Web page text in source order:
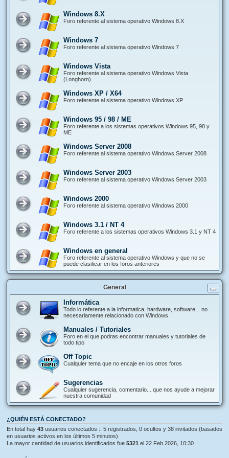
Windows 8.X
Foro referente al sistema operativo Windows 8.X
Windows 7
Foro referente al sistema operativo Windows 7
Windows Vista
Foro referente al sistema operativo Windows Vista
(Longhorn)
Windows XP / X64
Foro referente al sistema operativo Windows XP
Windows 95 / 98 / ME
Foro referente a los sistemas operativos Windows 95, 98 y
ME
Windows Server 2008
Foro referente al sistema operativo Windows Server 2008
Windows Server 2003
Foro referente al sistema operativo Windows Server 2003
Windows 2000
Foro referente al sistema operativo Windows 2000
Windows 3.1 / NT 4
Foro referente a los sistemas operativos Windows 3.1 y NT 4
Windows en general
Foro referente al sistema operativo Windows y que no se
puede clasificar en los foros anteriores
General
Informática
Todo lo referente a la informatica, hardware, software... no
necesariamente relacionado con Windows
Manuales / Tutoriales
Foro en el que podras encontrar manuales y tutoriales de
todo tipo
Off Topic
Cualquier tema que no encaje en los otros foros
Sugerencias
Cualquier sugerencia, comentario... que nos ayude a mejorar
nuestra comunidad
¿QUIÉN ESTÁ CONECTADO?
En total hay 43 usuarios conectados :: 5 registrados, 0 ocultos y 38 invitados (basados
en usuarios activos en los últimos 5 minutos)
La mayor cantidad de usuarios identificados fue 5321 el 22 Feb 2026, 10:30